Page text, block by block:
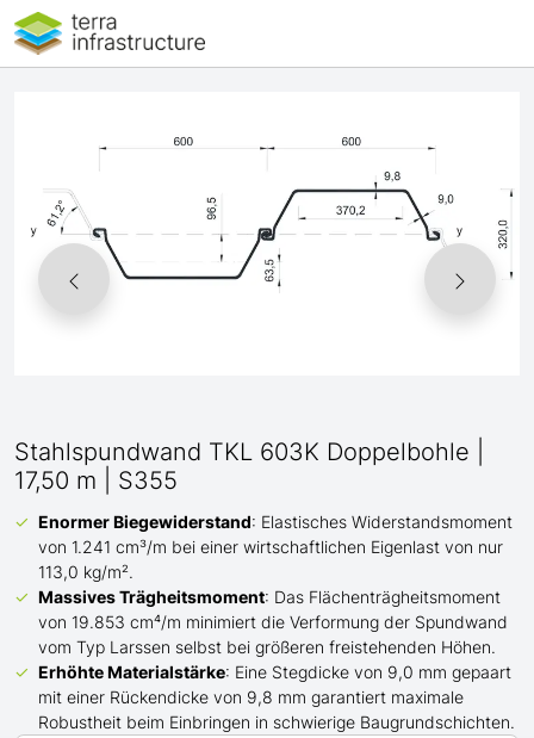
Stahlspundwand TKL 603K Doppelbohle |
17,50 m | S355
Enormer Biegewiderstand: Elastisches Widerstandsmoment
von 1.241 cm³/m bei einer wirtschaftlichen Eigenlast von nur
113,0 kg/m².
Massives Trägheitsmoment: Das Flächenträgheitsmoment
von 19.853 cm⁴/m minimiert die Verformung der Spundwand
vom Typ Larssen selbst bei größeren freistehenden Höhen.
Erhöhte Materialstärke: Eine Stegdicke von 9,0 mm gepaart
mit einer Rückendicke von 9,8 mm garantiert maximale
Robustheit beim Einbringen in schwierige Baugrundschichten.